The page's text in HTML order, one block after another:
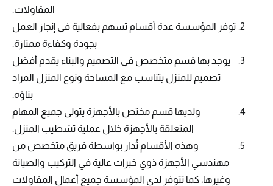
المقاولات.
توفر المؤسسة عدة أقسام تسهم بفعالية في إنجاز العمل
بجودة وكفاءة ممتازة.
يوجد بها قسم متخصص في التصميم والبناء يقدم أفضل
تصميم للمنزل يتناسب مع المساحة ونوع المنزل المراد
بناؤه.
ولديها قسم مختص بالأجهزة يتولى جميع المهام
المتعلقة بالأجهزة خلال عملية تشطيب المنزل.
وهذه الأقسام تُدار بواسطة فريق متخصص من
مهندسي الأجهزة ذوي خبرات عالية في التركيب والصيانة
وغيرها، كما تتوفر لدى المؤسسة جميع أعمال المقاولات